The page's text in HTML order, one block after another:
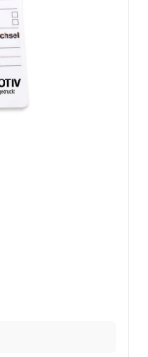
5 Sternen